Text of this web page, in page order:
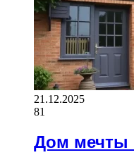
21.12.2025
81
Дом мечты